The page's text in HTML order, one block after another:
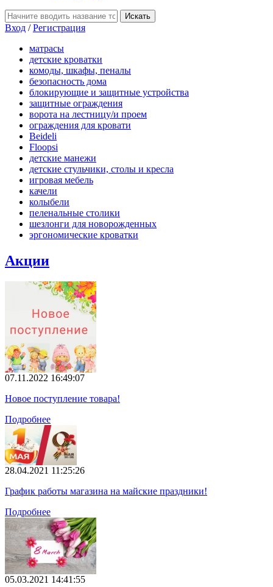
Вход /Регистрация
матрасы
детские кроватки
комоды, шкафы, пеналы
безопасность дома
блокирующие и защитные устройства
защитные ограждения
ворота на лестницу/и проем
ограждения для кровати
Beideli
Floopsi
детские манежи
детские стульчики, столы и кресла
игровая мебель
качели
колыбели
пеленальные столики
шезлонги для новорожденных
эргономические кроватки
Акции
07.11.2022 16:49:07
Новое поступление товара!
Подробнее
28.04.2021 11:25:26
График работы магазина на майские праздники!
Подробнее
05.03.2021 14:41:55